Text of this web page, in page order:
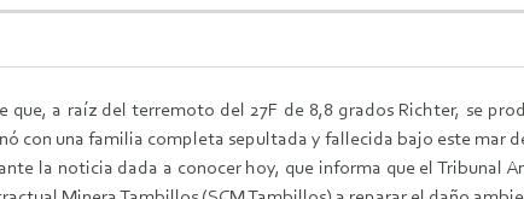
que, a raíz del terremoto del 27F de 8,8 grados Richter, se
con una familia completa sepultada y fallecida bajo este mar
la noticia dada a conocer hoy, que informa que el Tribunal